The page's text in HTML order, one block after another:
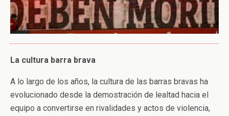
La cultura barra brava
A lo largo de los años, la cultura de las barras bravas ha
evolucionado desde la demostración de lealtad hacia el
equipo a convertirse en rivalidades y actos de violencia,